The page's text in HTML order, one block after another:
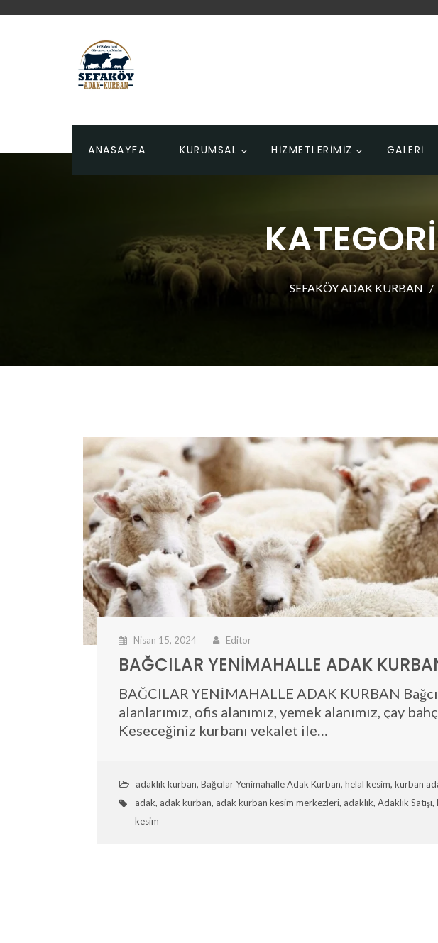
ANASAYFA KURUMSAL HİZMETLERİMİZ GALERİ
SEFAKÖY ADAK KURBAN
Nisan 15, 2024 Editor
BAĞCILAR YENİMAHALLE ADAK
BAĞCILAR YENİMAHALLE ADAK KURBAN
alanlarımız, ofis alanımız, yemek alanımız, çay
Keseceğiniz kurbanı vekalet ile…
adaklık kurban,Bağcılar Yenimahalle Adak Kurban,helal kesim,kurban
adak, adak kurban, adak kurban kesim merkezleri, adaklık,Adaklık Satışı,
kesim